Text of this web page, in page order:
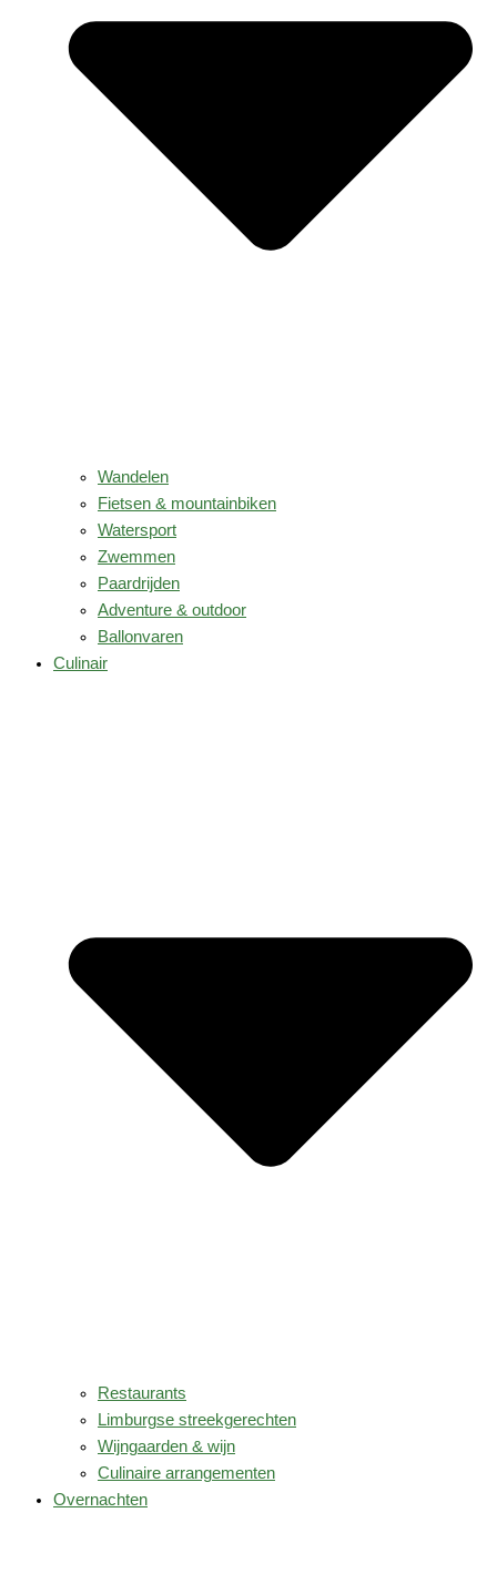
Wandelen
Fietsen & mountainbiken
Watersport
Zwemmen
Paardrijden
Adventure & outdoor
Ballonvaren
Culinair
Restaurants
Limburgse streekgerechten
Wijngaarden & wijn
Culinaire arrangementen
Overnachten